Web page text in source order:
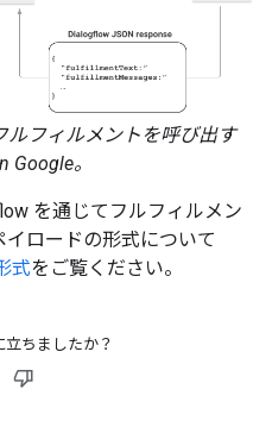
ルフィルメントを呼び出す
Google。
を通じてフルフィルメン
イロードの形式について
式をご覧ください。
立ちましたか？